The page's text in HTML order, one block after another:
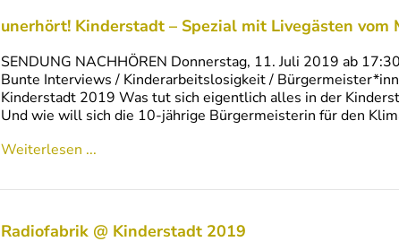
unerhört! Kinderstadt – Spezial mit Livegästen vom
SENDUNG NACHHÖREN Donnerstag, 11. Juli 2019 ab
Bunte Interviews / Kinderarbeitslosigkeit /
Kinderstadt 2019 Was tut sich eigentlich alles in der
Und wie will sich die 10-jährige Bürgermeisterin für den
Weiterlesen ...
Radiofabrik @ Kinderstadt 2019